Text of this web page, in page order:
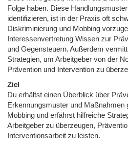
Folge haben. Diese
identifizieren, ist in der Praxis oft
Diskriminierung und Mobbing
Interessenvertretung Wissen zur
und Gegensteuern. Außerdem
Strategien, um Arbeitgeber von der
Prävention und Intervention zu
Ziel
Du erhältst einen Überblick über
Erkennungsmuster und Maßnahmen
Mobbing und erfährst hilfreiche
Arbeitgeber zu überzeugen,
Interventionsarbeit zu leisten.